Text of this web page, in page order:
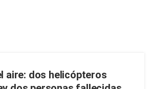
aire: dos helicópteros